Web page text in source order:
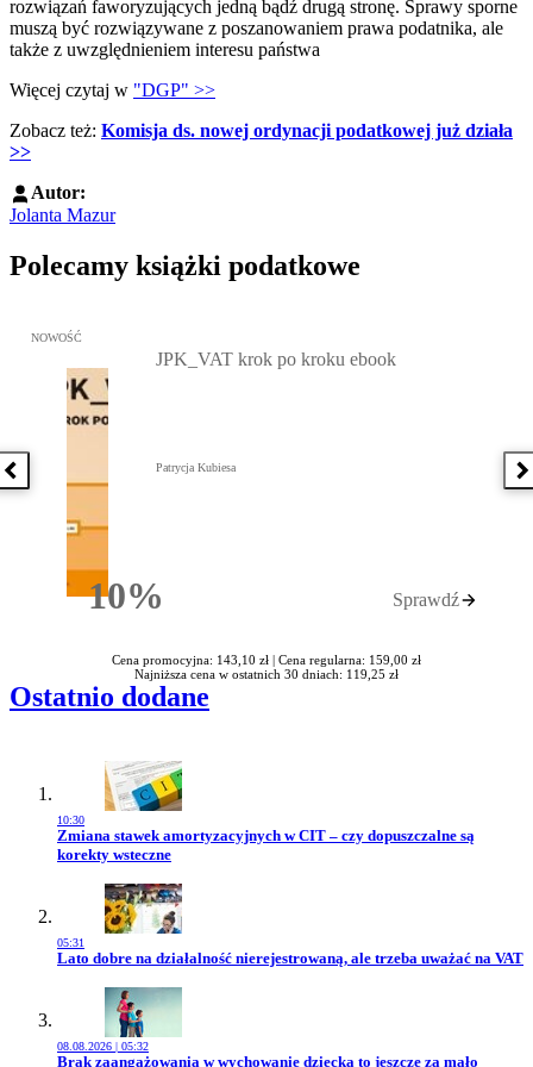
rozwiązań faworyzujących jedną bądź drugą stronę. Sprawy sporne
muszą być rozwiązywane z poszanowaniem prawa podatnika, ale
także z uwzględnieniem interesu państwa
Więcej czytaj w "DGP" >>
Zobacz też: Komisja ds. nowej ordynacji podatkowej już działa
>>
Autor:
Jolanta Mazur
Polecamy książki podatkowe
Poprzednia książka
Przejdź do: JPK_VAT krok po kroku ebook, Patrycja Kubiesa -
NOWOŚĆ
10%Rabatu
JPK_VAT krok po kroku ebook
Patrycja Kubiesa
Sprawdź
Cena promocyjna: 143,10 zł | Cena regularna: 159,00 zł
Najniższa cena w ostatnich 30 dniach: 119,25 zł
Ostatnio dodane
10:30
Przejdź do artykułu:
Zmiana stawek amortyzacyjnych w CIT – czy dopuszczalne są
korekty wsteczne
05:31
Przejdź do artykułu:
Lato dobre na działalność nierejestrowaną, ale trzeba uważać na VAT
08.08.2026 | 05:32
Przejdź do artykułu:
Brak zaangażowania w wychowanie dziecka to jeszcze za mało